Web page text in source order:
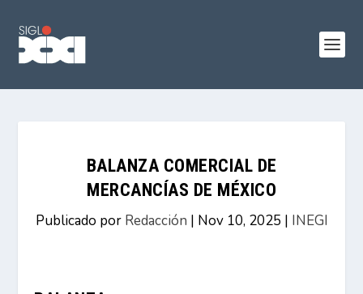
BALANZA COMERCIAL DE
MERCANCÍAS DE MÉXICO
Publicado por Redacción | Nov 10, 2025 | INEGI